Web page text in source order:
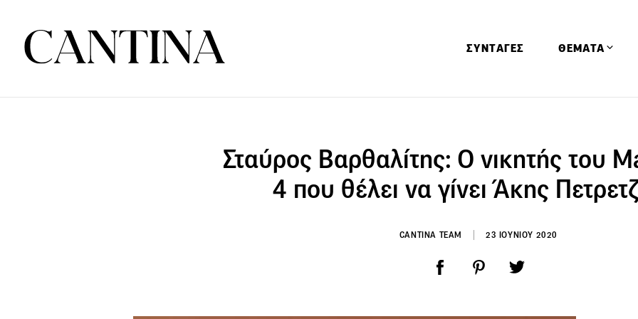
ΣΥΝΤΑΓΕΣ ΘΕΜΑΤΑ
Ειδήσεις
Έρευνες
Σταύρος Βαρθαλίτης: Ο νικητής του
4 που θέλει να γίνει Άκης
CANTINA TEAM 23 ΙΟΥΝΙΟΥ 2020